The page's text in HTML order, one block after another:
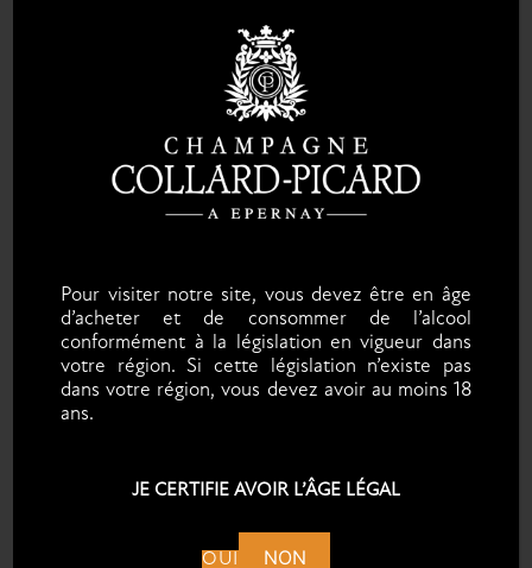
DÉGUSTATION D'ASSEMBLAGE
Pour visiter notre site, vous devez être en âge
d’acheter et de consommer de l’alcool
conformément à la législation en vigueur dans
votre région. Si cette législation n’existe pas
dans votre région, vous devez avoir au moins 18
ans.
JE CERTIFIE AVOIR L’ÂGE LÉGAL
OUI NON